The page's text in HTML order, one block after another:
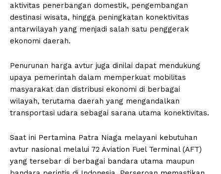
aktivitas penerbangan domestik, pengembangan
destinasi wisata, hingga peningkatan konektivitas
antarwilayah yang menjadi salah satu penggerak
ekonomi daerah.
Penurunan harga avtur juga dinilai dapat mendukung
upaya pemerintah dalam memperkuat mobilitas
masyarakat dan distribusi ekonomi di berbagai
wilayah, terutama daerah yang mengandalkan
transportasi udara sebagai sarana utama konektivitas.
Saat ini Pertamina Patra Niaga melayani kebutuhan
avtur nasional melalui 72 Aviation Fuel Terminal (AFT)
yang tersebar di berbagai bandara utama maupun